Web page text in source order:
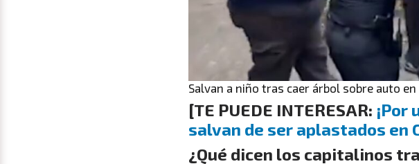
Salvan a niño tras caer árbol sobre auto en
[TE PUEDE INTERESAR: ¡Por
salvan de ser aplastados en
¿Qué dicen los capitalinos